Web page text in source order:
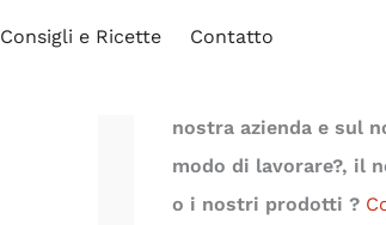
Consigli e Ricette Contatto
MADRAS ÉPICES è
come visitatori.
nostra azienda e sul
modo di lavorare?, il
o i nostri prodotti ?